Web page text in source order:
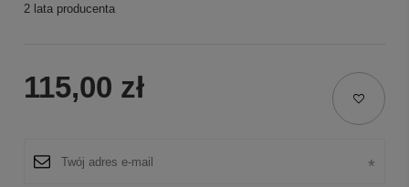
2 lata producenta
115,00 zł